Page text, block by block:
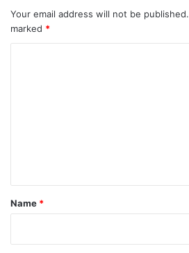
Your email address will not be published.
marked *
*
Name *